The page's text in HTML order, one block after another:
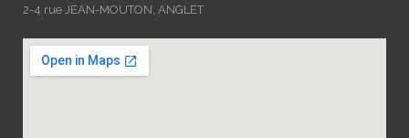
2-4 rue JEAN-MOUTON, ANGLET